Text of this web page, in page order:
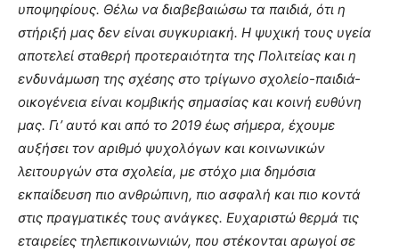
υποψηφίους. Θέλω να διαβεβαιώσω τα παιδιά, ότι η
στήριξή μας δεν είναι συγκυριακή. Η ψυχική τους υγεία
αποτελεί σταθερή προτεραιότητα της Πολιτείας και η
ενδυνάμωση της σχέσης στο τρίγωνο σχολείο-παιδιά-
οικογένεια είναι κομβικής σημασίας και κοινή ευθύνη
μας. Γι’ αυτό και από το 2019 έως σήμερα, έχουμε
αυξήσει τον αριθμό ψυχολόγων και κοινωνικών
λειτουργών στα σχολεία, με στόχο μια δημόσια
εκπαίδευση πιο ανθρώπινη, πιο ασφαλή και πιο κοντά
στις πραγματικές τους ανάγκες. Ευχαριστώ θερμά τις
εταιρείες τηλεπικοινωνιών, που στέκονται αρωγοί σε